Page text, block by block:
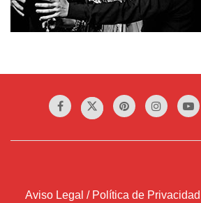
Aviso Legal / Política de